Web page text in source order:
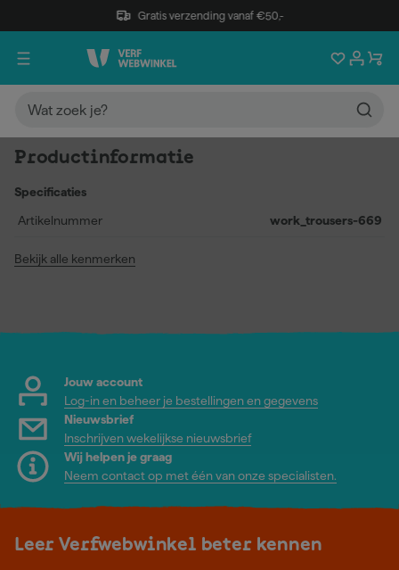
Gratis verzending vanaf €50,-
Productinformatie
Specificaties
Artikelnummer
work_trousers-669
Bekijk alle kenmerken
Jouw account
Log-in en beheer je bestellingen en gegevens
Nieuwsbrief
Inschrijven wekelijkse nieuwsbrief
Wij helpen je graag
Neem contact op met één van onze specialisten.
Leer Verfwebwinkel beter kennen